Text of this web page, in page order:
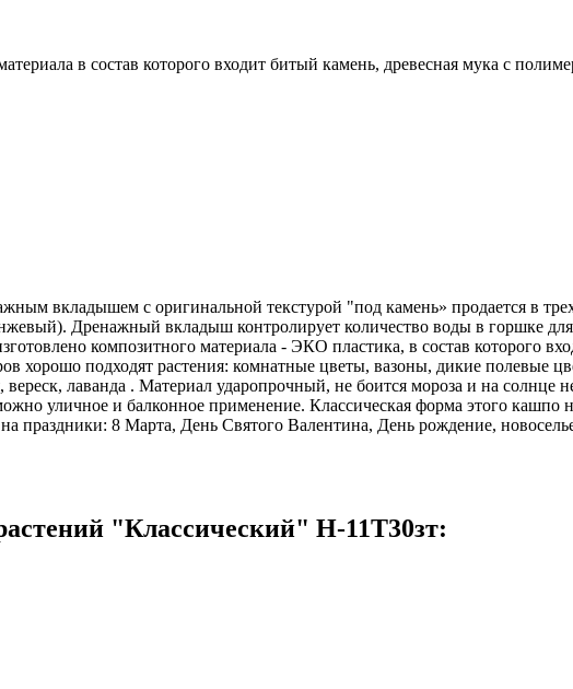
в состав которого входит битый камень, древесная мука с
вкладышем с оригинальной текстурой "под камень» продается в
Дренажный вкладыш контролирует количество воды в горшке
композитного материала - ЭКО пластика, в состав которого
хорошо подходят растения: комнатные цветы, вазоны, дикие полевые
лаванда . Материал ударопрочный, не боится мороза и на солнце
уличное и балконное применение. Классическая форма этого кашпо
8 Марта, День Святого Валентина, День рождение, новоселье
"Классический" H-11T30зт: